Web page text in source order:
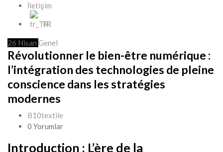
İletişim
TR
26 Nisan Genel
Révolutionner le bien-être numérique :
l’intégration des technologies de pleine
conscience dans les stratégies
modernes
B10textile
0 Yorumlar
Introduction : L’ère de la